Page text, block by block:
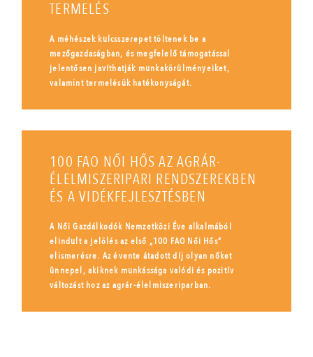
TERMELÉS
A méhészek kulcsszerepet töltenek be a
mezőgazdaságban, és megfelelő támogatással
jelentősen javíthatják munkakörülményeiket,
valamint termelésük hatékonyságát.
100 FAO NŐI HŐS AZ AGRÁR-
ÉLELMISZERIPARI RENDSZEREKBEN
ÉS A VIDÉKFEJLESZTÉSBEN
A Női Gazdálkodók Nemzetközi Éve alkalmából
elindult a jelölés az első „100 FAO Női Hős”
elismerésre. Az évente átadott díj olyan nőket
ünnepel, akiknek munkássága valódi és pozitív
változást hoz az agrár-élelmiszeriparban.